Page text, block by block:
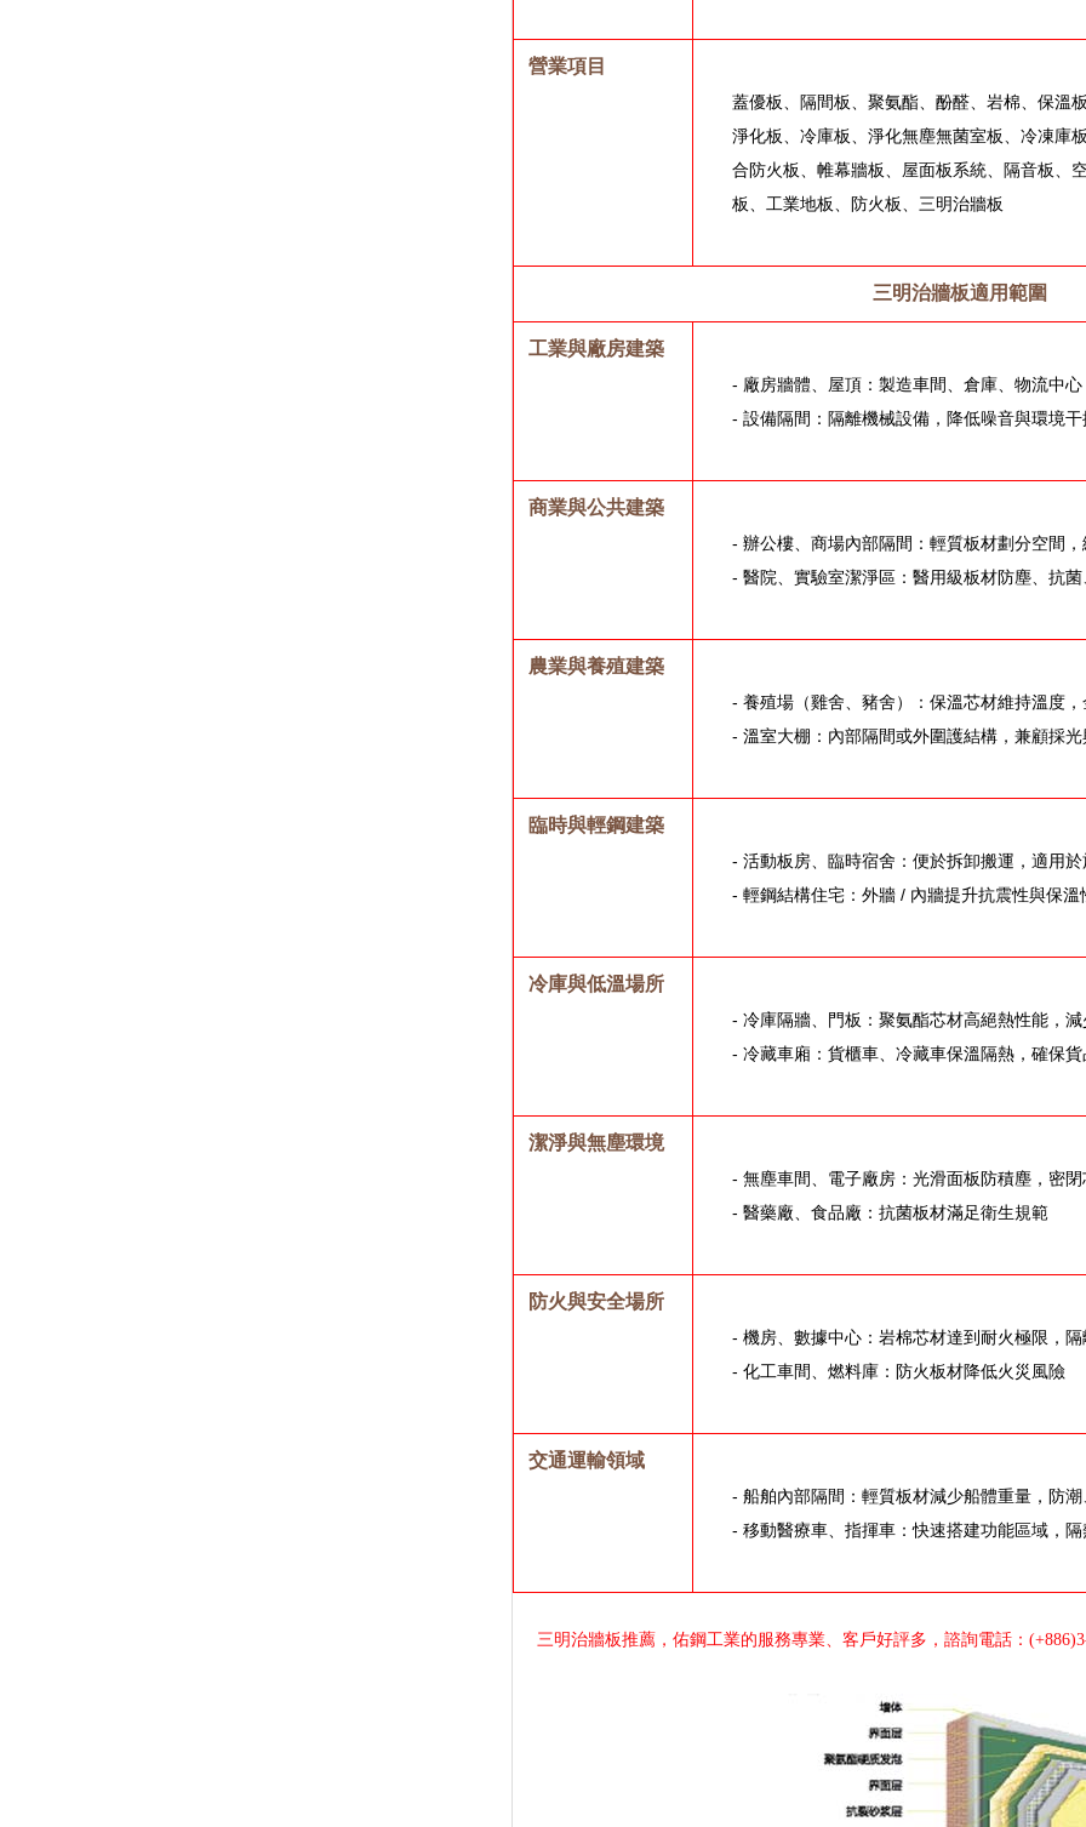
營業項目
蓋優板、隔間板、聚氨酯、酚醛、岩棉、保溫
淨化板、冷庫板、淨化無塵無菌室板、冷凍庫
合防火板、帷幕牆板、屋面板系統、隔音板、
板、工業地板、防火板、三明治牆板
三明治牆板適用範圍
工業與廠房建築
- 廠房牆體、屋頂：製造車間、倉庫、物流中
- 設備隔間：隔離機械設備，降低噪音與環境干
商業與公共建築
- 辦公樓、商場內部隔間：輕質板材劃分空間
- 醫院、實驗室潔淨區：醫用級板材防塵、抗
農業與養殖建築
- 養殖場（雞舍、豬舍）：保溫芯材維持溫度
- 溫室大棚：內部隔間或外圍護結構，兼顧採
臨時與輕鋼建築
- 活動板房、臨時宿舍：便於拆卸搬運，適用
- 輕鋼結構住宅：外牆 / 內牆提升抗震性與保溫
冷庫與低溫場所
- 冷庫隔牆、門板：聚氨酯芯材高絕熱性能，
- 冷藏車廂：貨櫃車、冷藏車保溫隔熱，確保
潔淨與無塵環境
- 無塵車間、電子廠房：光滑面板防積塵，密
- 醫藥廠、食品廠：抗菌板材滿足衛生規範
防火與安全場所
- 機房、數據中心：岩棉芯材達到耐火極限，
- 化工車間、燃料庫：防火板材降低火災風險
交通運輸領域
- 船舶內部隔間：輕質板材減少船體重量，防
- 移動醫療車、指揮車：快速搭建功能區域，
三明治牆板推薦，佑鋼工業的服務專業、客戶好評多，諮詢電話：